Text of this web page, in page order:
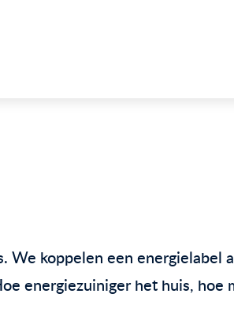
koppelen een
energiezuiniger het huis,